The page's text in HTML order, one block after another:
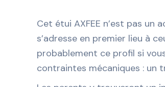
Cet étui AXFEE n’est pas
s’adresse en premier lieu à
probablement ce profil si
contraintes mécaniques : un